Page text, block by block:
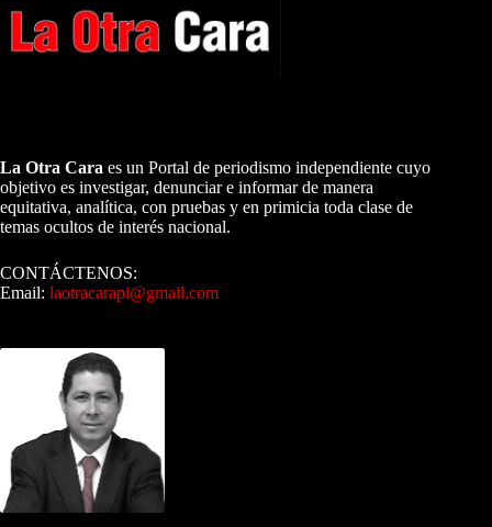
La Otra Cara es un Portal de periodismo independiente cuyo
objetivo es investigar, denunciar e informar de manera
equitativa, analítica, con pruebas y en primicia toda clase de
temas ocultos de interés nacional.
CONTÁCTENOS:
Email: laotracarapi@gmail.com